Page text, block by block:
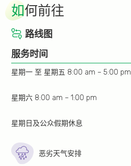
如何前往
路线图
服务时间
星期一 至 星期五 8:00 am – 5:00 pm
星期六 8:00 am – 1:00 pm
星期日及公众假期休息
恶劣天气安排